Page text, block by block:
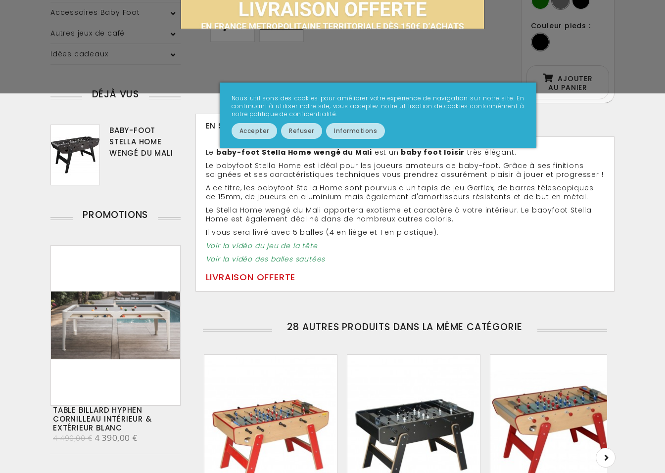
Nous utilisons des cookies pour améliorer votre expérience de navigation sur notre site. En
continuant à utiliser notre site, vous acceptez notre utilisation de cookies conformément à
notre politique de confidentialité.
Accepter Refuser Informations
Accessoires Baby Foot
Autres jeux de café
Idées cadeaux
DÉJÀ VUS
BABY-FOOT
STELLA HOME
WENGÉ DU MALI
PROMOTIONS
TABLE BILLARD HYPHEN
CORNILLEAU INTÉRIEUR &
EXTÉRIEUR BLANC
4 490,00 € 4 390,00 €
Couleur pieds :
AJOUTER
AU PANIER
EN SAVOIR PLUS FICHE TECHNIQUE
Le baby-foot Stella Home wengé du Mali est un baby foot loisir très élégant.
Le babyfoot Stella Home est idéal pour les joueurs amateurs de baby-foot. Grâce à ses finitions
soignées et ses caractéristiques techniques vous prendrez assurément plaisir à jouer et progresser !
A ce titre, les babyfoot Stella Home sont pourvus d'un tapis de jeu Gerflex, de barres télescopiques
de 15mm, de joueurs en aluminium mais également d'amortisseurs résistants et de but en métal.
Le Stella Home wengé du Mali apportera exotisme et caractère à votre intérieur. Le babyfoot Stella
Home est également décliné dans de nombreux autres coloris.
Il vous sera livré avec 5 balles (4 en liège et 1 en plastique).
Voir la vidéo du jeu de la tête
Voir la vidéo des balles sautées
LIVRAISON OFFERTE
28 AUTRES PRODUITS DANS LA MÊME CATÉGORIE